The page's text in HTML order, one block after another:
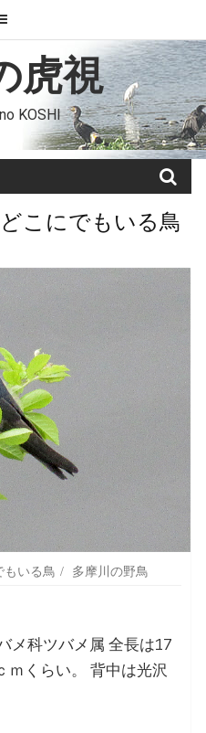
虎視
KOSHI
こにでもいる鳥
もいる鳥 多摩川の野鳥
メ科ツバメ属 全長は17
ｍくらい。 背中は光沢